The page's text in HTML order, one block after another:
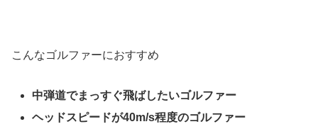
こんなゴルファーにおすすめ
中弾道でまっすぐ飛ばしたいゴルファー
ヘッドスピードが40m/s程度のゴルファー